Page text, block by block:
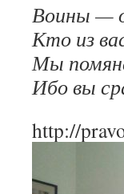
Воины —
Кто из
Мы
Ибо вы
http://